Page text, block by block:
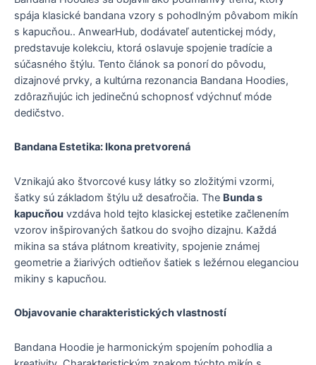
spája klasické bandana vzory s pohodlným pôvabom mikín
s kapucňou.. AnwearHub, dodávateľ autentickej módy,
predstavuje kolekciu, ktorá oslavuje spojenie tradície a
súčasného štýlu. Tento článok sa ponorí do pôvodu,
dizajnové prvky, a kultúrna rezonancia Bandana Hoodies,
zdôrazňujúc ich jedinečnú schopnosť vdýchnuť móde
dedičstvo.
Bandana Estetika: Ikona pretvorená
Vznikajú ako štvorcové kusy látky so zložitými vzormi,
šatky sú základom štýlu už desaťročia. The Bunda s
kapucňou vzdáva hold tejto klasickej estetike začlenením
vzorov inšpirovaných šatkou do svojho dizajnu. Každá
mikina sa stáva plátnom kreativity, spojenie známej
geometrie a žiarivých odtieňov šatiek s ležérnou eleganciou
mikiny s kapucňou.
Objavovanie charakteristických vlastností
Bandana Hoodie je harmonickým spojením pohodlia a